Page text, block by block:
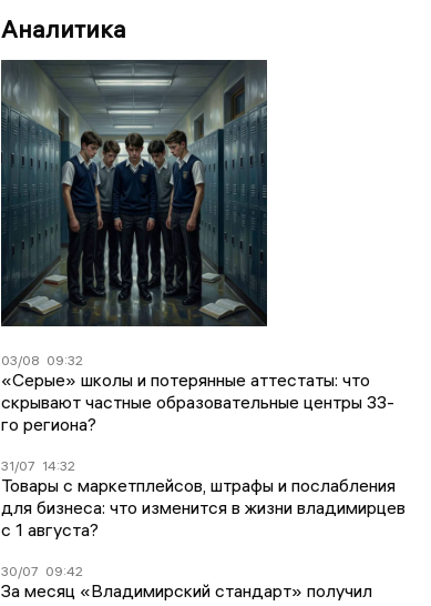
Аналитика
03/08 09:32
«Серые» школы и потерянные аттестаты: что
скрывают частные образовательные центры 33-
го региона?
31/07 14:32
Товары с маркетплейсов, штрафы и послабления
для бизнеса: что изменится в жизни владимирцев
с 1 августа?
30/07 09:42
За месяц «Владимирский стандарт» получил